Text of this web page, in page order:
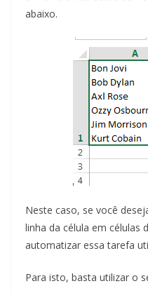
abaixo.
Neste caso, se você
linha da célula em células
automatizar essa tarefa
Para isto, basta utilizar o